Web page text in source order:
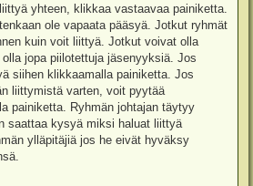
yhteen, klikkaa vastaavaa painiketta.
ole vapaata pääsyä. Jotkut ryhmät
kuin voit liittyä. Jotkut voivat olla
jopa piilotettuja jäsenyyksiä. Jos
siihen klikkaamalla painiketta. Jos
liittymistä varten, voit pyytää
painiketta. Ryhmän johtajan täytyy
saattaa kysyä miksi haluat liittyä
ylläpitäjiä jos he eivät hyväksy